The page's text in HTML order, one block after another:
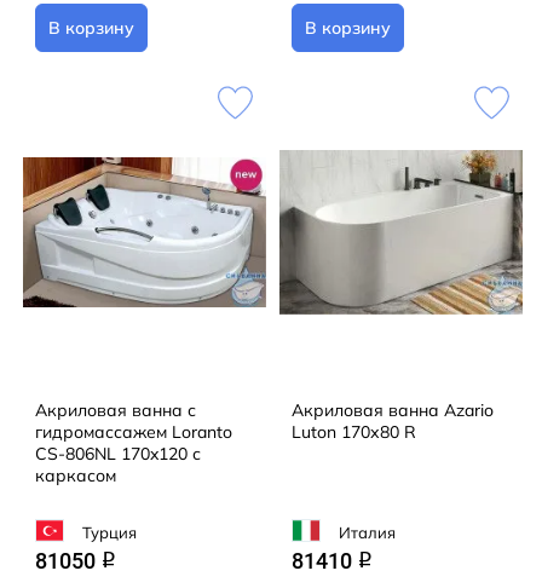
В корзину В корзину
Акриловая ванна с
гидромассажем Loranto
CS-806NL 170x120 с
каркасом
Турция
81050 q
Акриловая ванна Azario
Luton 170х80 R
Италия
81410 q